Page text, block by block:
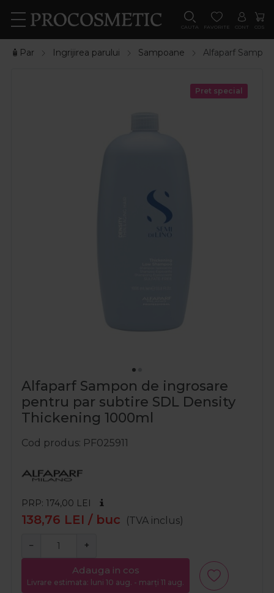
CAUTA FAVORITE CONT COS
🧴Par Ingrijirea parului Sampoane Alfaparf
Pret special
Alfaparf Sampon de ingrosare
pentru par subtire SDL Density
Thickening 1000ml
Cod produs PF025911
PRP: 174,00 LEI
138,76 LEI / buc (TVA inclus)
− +
Adauga in cos
Livrare estimata: luni 10 aug. - marți 11 aug.